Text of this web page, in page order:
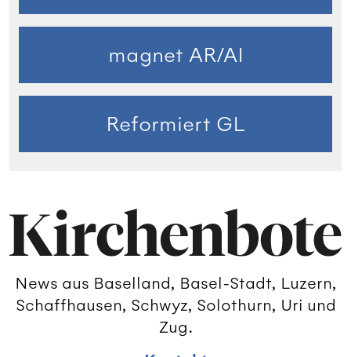
magnet AR/AI
Reformiert GL
News aus Baselland, Basel-Stadt, Luzern,
Schaffhausen, Schwyz, Solothurn, Uri und
Zug.